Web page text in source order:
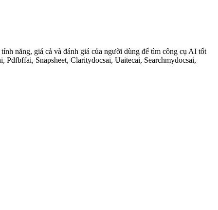
năng, giá cả và đánh giá của người dùng để tìm công cụ AI tốt
Pdfbffai, Snapsheet, Claritydocsai, Uaitecai, Searchmydocsai,